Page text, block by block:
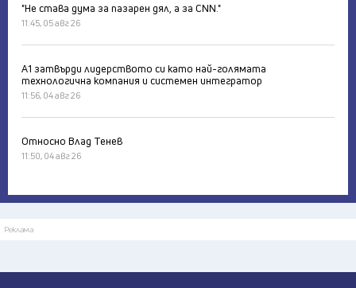
"Не става дума за пазарен дял, а за CNN."
11:45, 05 авг 26
А1 затвърди лидерството си като най-голямата
технологична компания и системен интегратор
11:56, 04 авг 26
Относно Влад Тенев
11:50, 04 авг 26
Реклама